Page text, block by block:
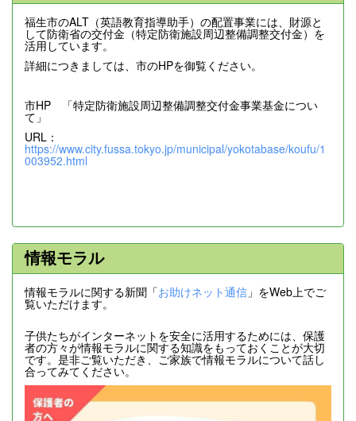
福生市のALT（英語教育指導助手）の配置事業には、財源と
して防衛省の交付金（特定防衛施設周辺整備調整交付金）を
活用しています。
詳細につきましては、市のHPを御覧ください。
市HP 「特定防衛施設周辺整備調整交付金事業基金につい
て」
URL：
https://www.city.fussa.tokyo.jp/municipal/yokotabase/koufu/1
003952.html
情報モラル
情報モラルに関する新聞「お助けネット通信 」をWeb上でご
覧いただけます。
子供たちがインターネットを安全に活用するためには、保護
者の方々が情報モラルに関する知識をもっておくことが大切
です。是非ご覧いただき、ご家族で情報モラルについて話し
合ってみてください。